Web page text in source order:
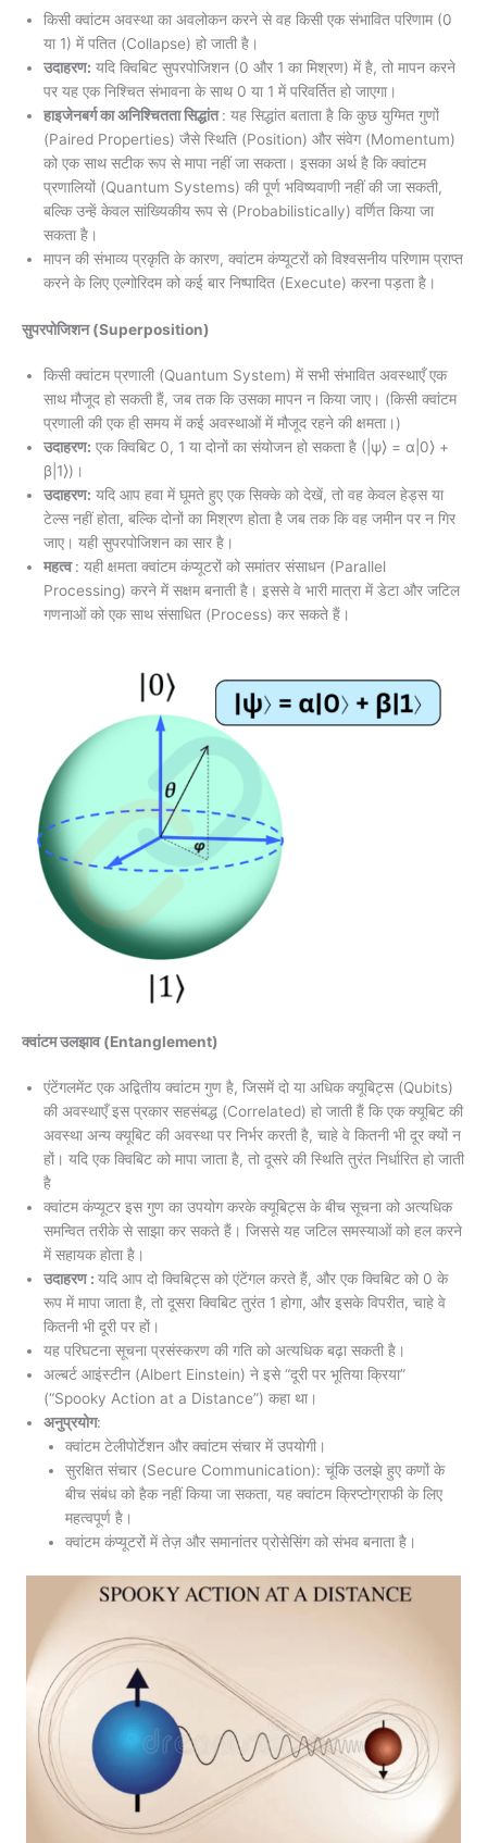
किसी क्वांटम अवस्था का अवलोकन करने से वह किसी एक संभावित परिणाम (0
या 1) में पतित (Collapse) हो जाती है।
उदाहरण: यदि क्विबिट सुपरपोजिशन (0 और 1 का मिश्रण) में है, तो मापन करने
पर यह एक निश्चित संभावना के साथ 0 या 1 में परिवर्तित हो जाएगा।
हाइजेनबर्ग का अनिश्चितता सिद्धांत: यह सिद्धांत बताता है कि कुछ युग्मित गुणों
(Paired Properties) जैसे स्थिति (Position) और संवेग (Momentum)
को एक साथ सटीक रूप से मापा नहीं जा सकता। इसका अर्थ है कि क्वांटम
प्रणालियों (Quantum Systems) की पूर्ण भविष्यवाणी नहीं की जा सकती,
बल्कि उन्हें केवल सांख्यिकीय रूप से (Probabilistically) वर्णित किया जा
सकता है।
मापन की संभाव्य प्रकृति के कारण, क्वांटम कंप्यूटरों को विश्वसनीय परिणाम प्राप्त
करने के लिए एल्गोरिदम को कई बार निष्पादित (Execute) करना पड़ता है।
सुपरपोजिशन (Superposition)
किसी क्वांटम प्रणाली (Quantum System) में सभी संभावित अवस्थाएँ एक
साथ मौजूद हो सकती हैं, जब तक कि उसका मापन न किया जाए। (किसी क्वांटम
प्रणाली की एक ही समय में कई अवस्थाओं में मौजूद रहने की क्षमता।)
उदाहरण: एक क्विबिट 0, 1 या दोनों का संयोजन हो सकता है (|ψ⟩ = α|0⟩ +
β|1⟩)।
उदाहरण: यदि आप हवा में घूमते हुए एक सिक्के को देखें, तो वह केवल हेड्स या
टेल्स नहीं होता, बल्कि दोनों का मिश्रण होता है जब तक कि वह जमीन पर न गिर
जाए। यही सुपरपोजिशन का सार है।
महत्व: यही क्षमता क्वांटम कंप्यूटरों को समांतर संसाधन (Parallel
Processing) करने में सक्षम बनाती है। इससे वे भारी मात्रा में डेटा और जटिल
गणनाओं को एक साथ संसाधित (Process) कर सकते हैं।
क्वांटम उलझाव (Entanglement)
एंटेंगलमेंट एक अद्वितीय क्वांटम गुण है, जिसमें दो या अधिक क्यूबिट्स (Qubits)
की अवस्थाएँ इस प्रकार सहसंबद्ध (Correlated) हो जाती हैं कि एक क्यूबिट की
अवस्था अन्य क्यूबिट की अवस्था पर निर्भर करती है, चाहे वे कितनी भी दूर क्यों न
हों। यदि एक क्विबिट को मापा जाता है, तो दूसरे की स्थिति तुरंत निर्धारित हो जाती
है
क्वांटम कंप्यूटर इस गुण का उपयोग करके क्यूबिट्स के बीच सूचना को अत्यधिक
समन्वित तरीके से साझा कर सकते हैं। जिससे यह जटिल समस्याओं को हल करने
में सहायक होता है।
उदाहरण : यदि आप दो क्विबिट्स को एंटेंगल करते हैं, और एक क्विबिट को 0 के
रूप में मापा जाता है, तो दूसरा क्विबिट तुरंत 1 होगा, और इसके विपरीत, चाहे वे
कितनी भी दूरी पर हों।
यह परिघटना सूचना प्रसंस्करण की गति को अत्यधिक बढ़ा सकती है।
अल्बर्ट आइंस्टीन (Albert Einstein) ने इसे “दूरी पर भूतिया क्रिया”
(“Spooky Action at a Distance”) कहा था।
अनुप्रयोग:
क्वांटम टेलीपोर्टेशन और क्वांटम संचार में उपयोगी।
सुरक्षित संचार (Secure Communication): चूंकि उलझे हुए कणों के
बीच संबंध को हैक नहीं किया जा सकता, यह क्वांटम क्रिप्टोग्राफी के लिए
महत्वपूर्ण है।
क्वांटम कंप्यूटरों में तेज़ और समानांतर प्रोसेसिंग को संभव बनाता है।